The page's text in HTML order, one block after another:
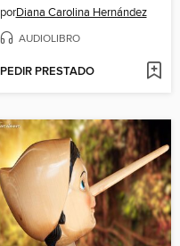
porDiana Carolina Hernández
AUDIOLIBRO
PEDIR PRESTADO